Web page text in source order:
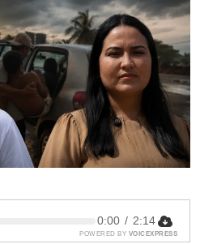
0:00 / 2:14
POWERED BY VOICEXPRESS